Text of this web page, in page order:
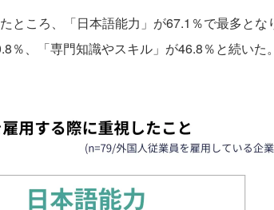
ころ、「日本語能力」が67.1％で最多とな
、「専門知識やスキル」が46.8％と続いた。